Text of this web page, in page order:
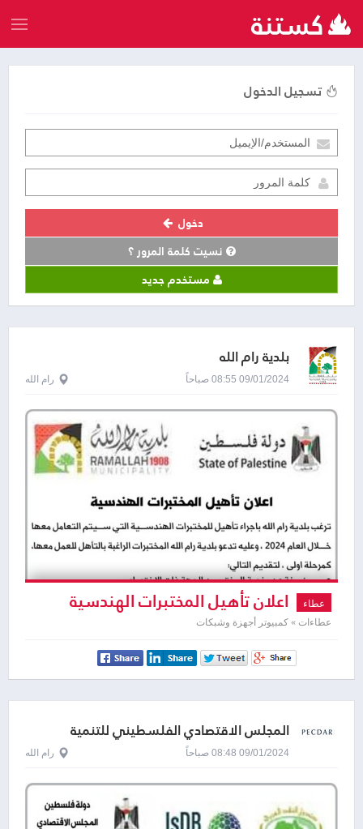
تسجيل الدخول
دخول
نسيت كلمة المرور ؟
مستخدم جديد
بلدية رام الله
09/01/2024 08:55 صباحاً رام الله
عطاء اعلان تأهيل المختبرات الهندسية
عطاءات » كمبيوتر أجهزة وشبكات
المجلس الاقتصادي الفلسطيني للتنمية
والاعمار ( بكدار )
09/01/2024 08:48 صباحاً رام الله